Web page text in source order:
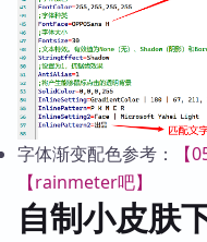
字体渐变配色参考：
【
【rainmeter吧】
自制小皮肤